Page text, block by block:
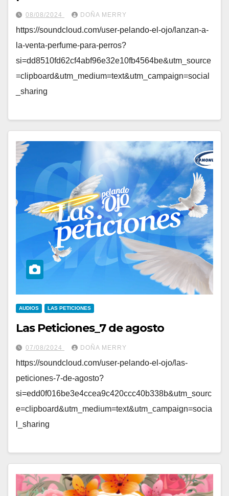
08/08/2024 DOÑA MERRY
https://soundcloud.com/user-pelando-el-ojo/lanzan-a-
la-venta-perfume-para-perros?
si=dd8510fd62cf4abf96e32e10fb4564be&utm_source
=clipboard&utm_medium=text&utm_campaign=social
_sharing
AUDIOS LAS PETICIONES
Las Peticiones_7 de agosto
07/08/2024 DOÑA MERRY
https://soundcloud.com/user-pelando-el-ojo/las-
peticiones-7-de-agosto?
si=edd0f016be3e4ccea9c420ccc40b338b&utm_sourc
e=clipboard&utm_medium=text&utm_campaign=socia
l_sharing